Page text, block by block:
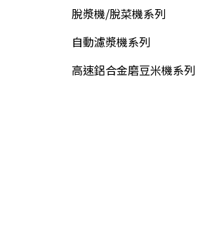
脫漿機/脫菜機系列
自動濾漿機系列
高速鋁合金磨豆米機系列